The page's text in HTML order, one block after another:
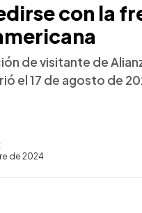
con la
de visitante de
el 17 de agosto de
de 2024